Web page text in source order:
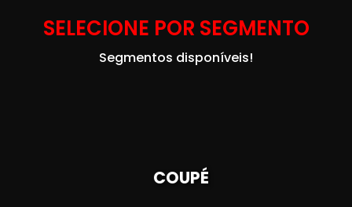
SELECIONE POR SEGMENTO
Segmentos disponíveis!
COUPÉ